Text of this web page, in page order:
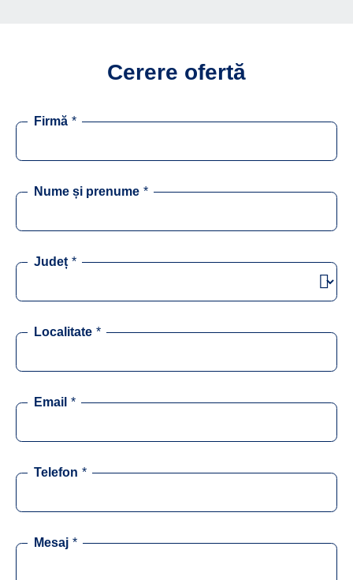
Cerere ofertă
Firmă *
Nume și prenume *
Județ *
Localitate *
Email *
Telefon *
Mesaj *